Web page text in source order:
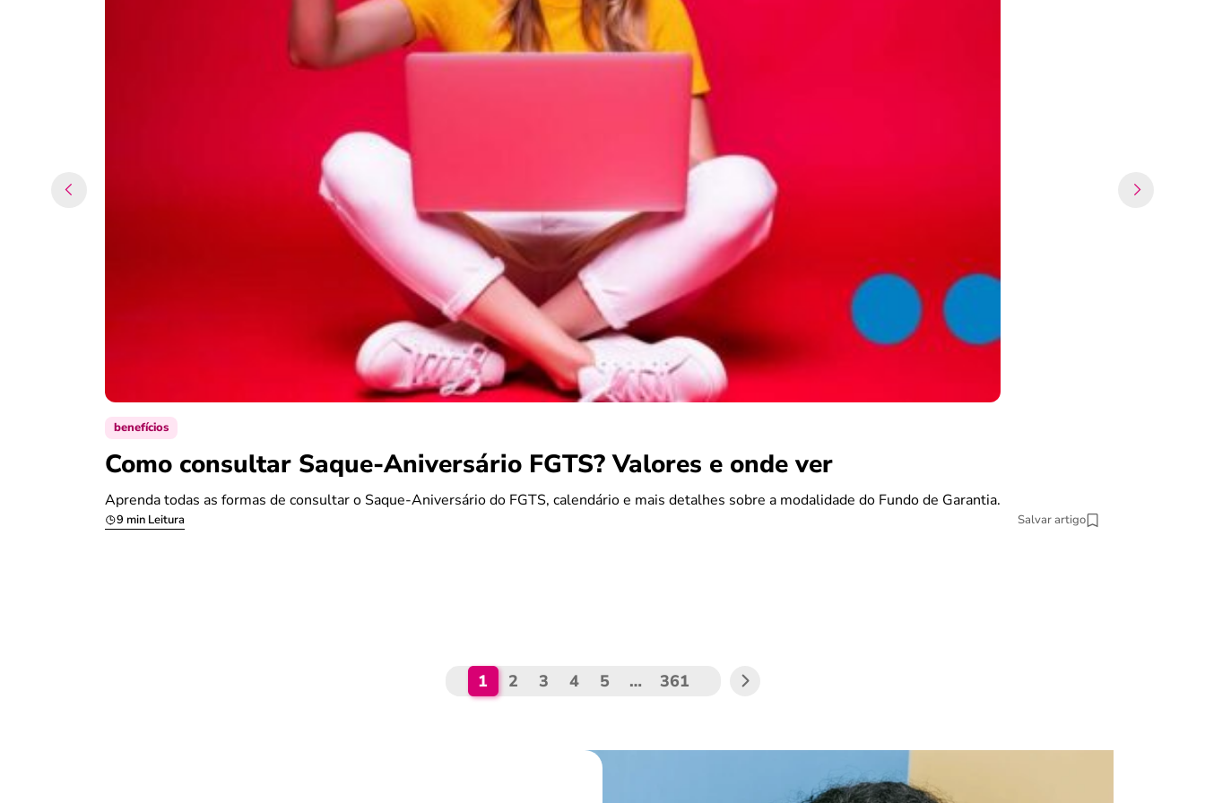
benefícios
Como consultar Saque-Aniversário FGTS? Valores e onde ver
Aprenda todas as formas de consultar o Saque-Aniversário do FGTS, calendário e mais detalhes sobre a modalidade do Fundo de Garantia.
9 min Leitura Salvar artigo
1 2 3 4 5 … 361